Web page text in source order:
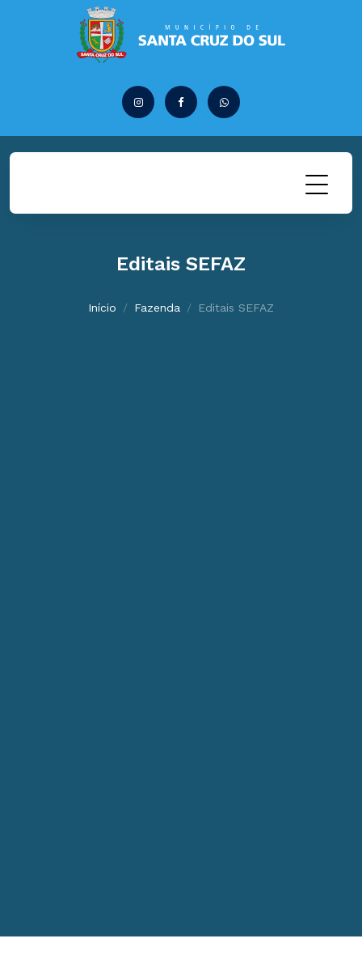
Editais SEFAZ
Início Fazenda Editais SEFAZ